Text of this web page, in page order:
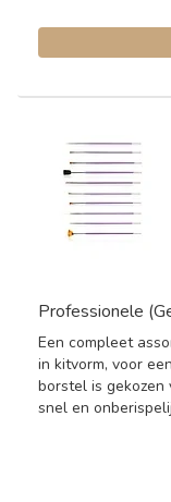
Professionele
Een compleet
in kitvorm, voor
borstel is gekozen
snel en